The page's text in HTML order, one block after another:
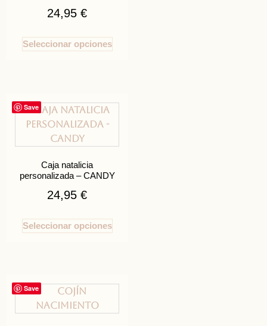
24,95€
Seleccionar opciones
Save
Caja natalicia
personalizada – CANDY
24,95€
Seleccionar opciones
Save